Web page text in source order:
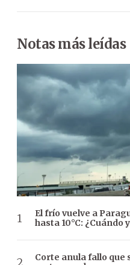
Notas más leídas
El frío vuelve a
hasta 10°C:
Corte anula fallo que